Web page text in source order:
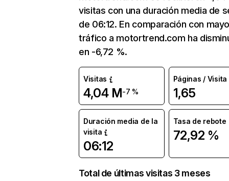
visitas con una duración media de
de 06:12. En comparación con
tráfico a motortrend.com ha
en -6,72 %.
Visitas
4,04 M-7 %
Páginas / Visita
1,65
Duración media de la
visita
06:12
Tasa de rebote
72,92 %
Total de últimas visitas 3 meses